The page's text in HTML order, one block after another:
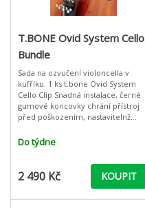
T.BONE Ovid System Cello
Bundle
Sada na ozvučení violoncella v
kufříku. 1 ks t.bone Ovid System
Cello Clip Snadná instalace, černé
gumové koncovky chrání přístroj
před poškozením, nastavitelnž
Ovid System CC 100 mikr
Do týdne
2 490 Kč KOUPIT